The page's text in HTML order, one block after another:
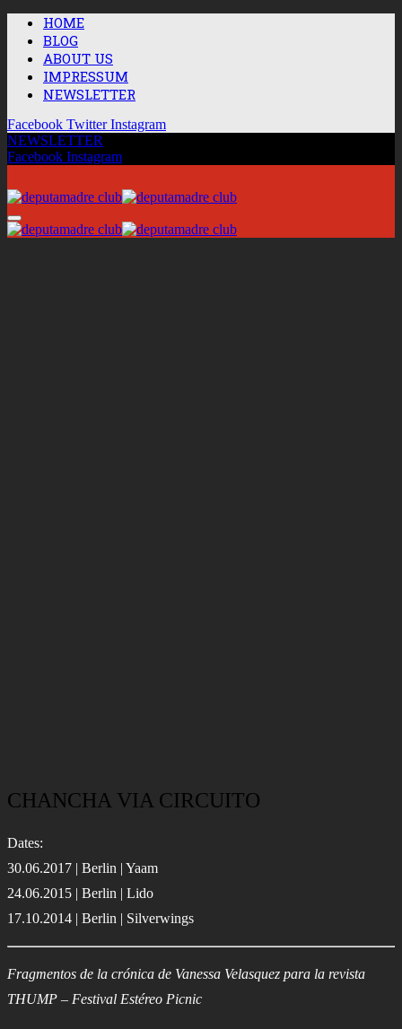
HOME
BLOG
ABOUT US
IMPRESSUM
NEWSLETTER
Facebook Twitter Instagram
NEWSLETTER
Facebook Instagram
CHANCHA VIA CIRCUITO
Dates:
30.06.2017 | Berlin | Yaam
24.06.2015 | Berlin | Lido
17.10.2014 | Berlin | Silverwings
Fragmentos de la crónica de Vanessa Velasquez para la revista
THUMP – Festival Estéreo Picnic